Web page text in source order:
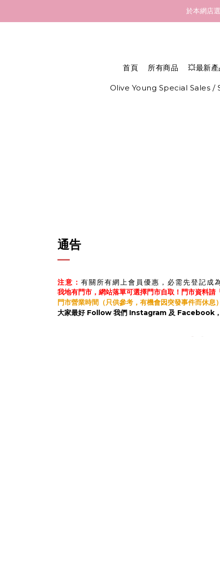
訂貨到貨資訊：於
於本網店
首頁 所有商品 💥最新
Olive Young Special Sales /
通告
注意： 有關所有網上會員優惠，必需先登記成
我地有門市，網站落單可選擇門市自取！ 門市資料請
門市營業時間（只供參考，有機會因突發事件而休息
大家最好 Follow 我們 Instagram 及 Facebook